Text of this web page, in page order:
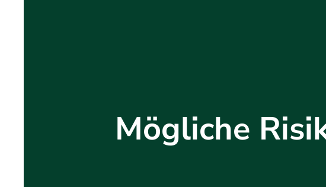
Mögliche